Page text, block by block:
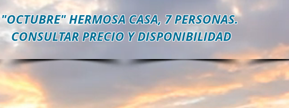
"OCTUBRE" HERMOSA CASA, 7 PERSONAS.
CONSULTAR PRECIO Y DISPONIBILIDAD